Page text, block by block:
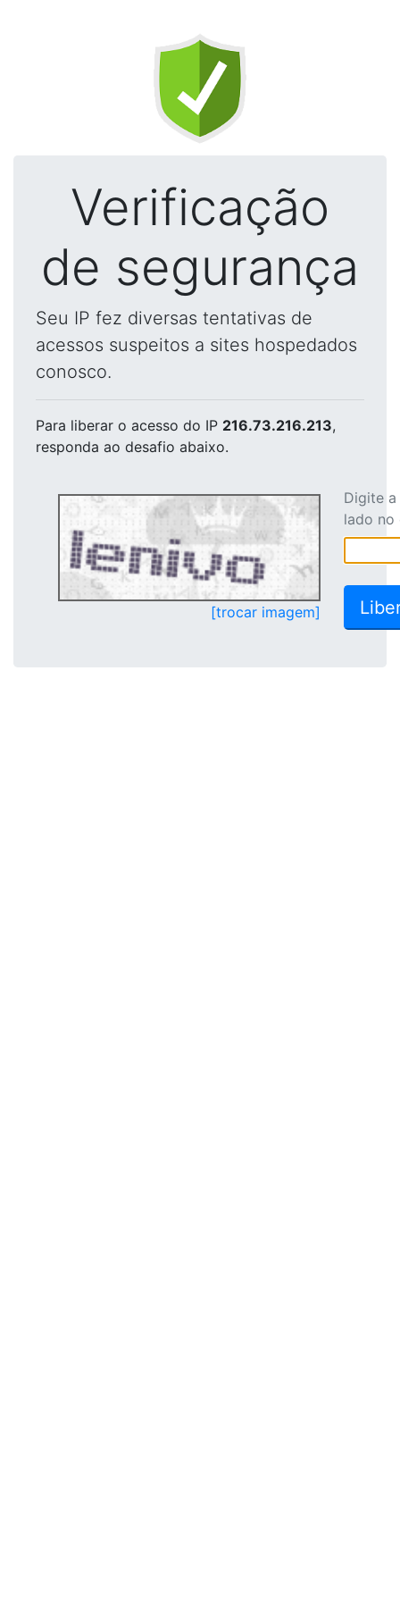
Verificação
de segurança
Seu IP fez diversas tentativas de
acessos suspeitos a sites hospedados
conosco.
Para liberar o acesso do IP 216.73.216.213,
responda ao desafio abaixo.
[trocar imagem]
Digite
lado no